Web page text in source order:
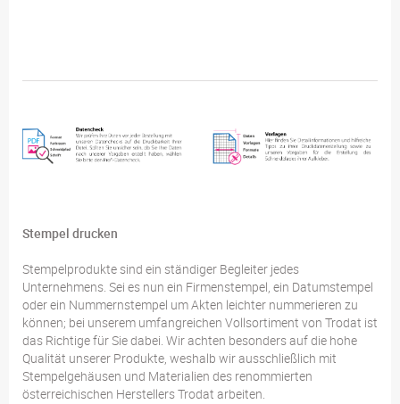
Stempel drucken
Stempelprodukte sind ein ständiger Begleiter jedes
Unternehmens. Sei es nun ein Firmenstempel, ein Datumstempel
oder ein Nummernstempel um Akten leichter nummerieren zu
können; bei unserem umfangreichen Vollsortiment von Trodat ist
das Richtige für Sie dabei. Wir achten besonders auf die hohe
Qualität unserer Produkte, weshalb wir ausschließlich mit
Stempelgehäusen und Materialien des renommierten
österreichischen Herstellers Trodat arbeiten.